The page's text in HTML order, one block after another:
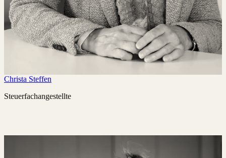
Christa Steffen
Steuerfachangestellte